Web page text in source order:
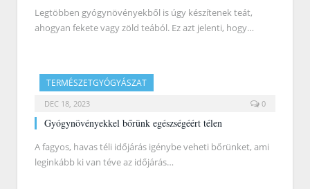
Legtöbben gyógynövényekből is úgy készítenek teát,
ahogyan fekete vagy zöld teából. Ez azt jelenti, hogy…
TERMÉSZETGYÓGYÁSZAT
DEC 18, 2023 0
Gyógynövényekkel bőrünk egészségéért télen
A fagyos, havas téli időjárás igénybe veheti bőrünket, ami
leginkább ki van téve az időjárás…